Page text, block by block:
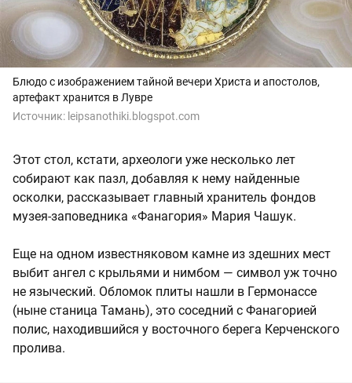
Блюдо с изображением тайной вечери Христа и апостолов,
артефакт хранится в Лувре
Источник: leipsanothiki.blogspot.com
Этот стол, кстати, археологи уже несколько лет
собирают как пазл, добавляя к нему найденные
осколки, рассказывает главный хранитель фондов
музея-заповедника «Фанагория» Мария Чашук.
Еще на одном известняковом камне из здешних мест
выбит ангел с крыльями и нимбом — символ уж точно
не языческий. Обломок плиты нашли в Гермонассе
(ныне станица Тамань), это соседний с Фанагорией
полис, находившийся у восточного берега Керченского
пролива.